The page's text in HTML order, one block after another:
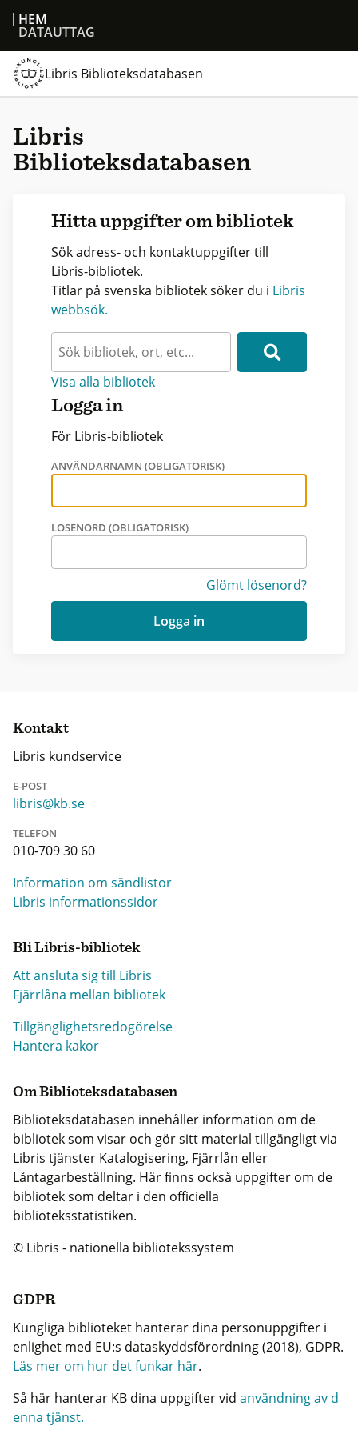
HEM
DATAUTTAG
Libris Biblioteksdatabasen
Libris
Biblioteksdatabasen
Hitta uppgifter om bibliotek
Sök adress- och kontaktuppgifter till
Libris-bibliotek.
Titlar på svenska bibliotek söker du i Libris
webbsök.
Visa alla bibliotek
Logga in
För Libris-bibliotek
ANVÄNDARNAMN (OBLIGATORISK)
LÖSENORD (OBLIGATORISK)
Glömt lösenord?
Logga in
Kontakt
Libris kundservice
E-POST
libris@kb.se
TELEFON
010-709 30 60
Information om sändlistor
Libris informationssidor
Bli Libris-bibliotek
Att ansluta sig till Libris
Fjärrlåna mellan bibliotek
Tillgänglighetsredogörelse
Hantera kakor
Om Biblioteksdatabasen
Biblioteksdatabasen innehåller information om de
bibliotek som visar och gör sitt material tillgängligt via
Libris tjänster Katalogisering, Fjärrlån eller
Låntagarbeställning. Här finns också uppgifter om de
bibliotek som deltar i den officiella
biblioteksstatistiken.
© Libris - nationella bibliotekssystem
GDPR
Kungliga biblioteket hanterar dina personuppgifter i
enlighet med EU:s dataskyddsförordning (2018), GDPR.
Läs mer om hur det funkar här.
Så här hanterar KB dina uppgifter vid användning av d
enna tjänst.